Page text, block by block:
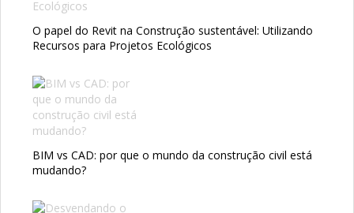
O papel do Revit na Construção sustentável: Utilizando
Recursos para Projetos Ecológicos
BIM vs CAD: por que o mundo da construção civil está
mudando?